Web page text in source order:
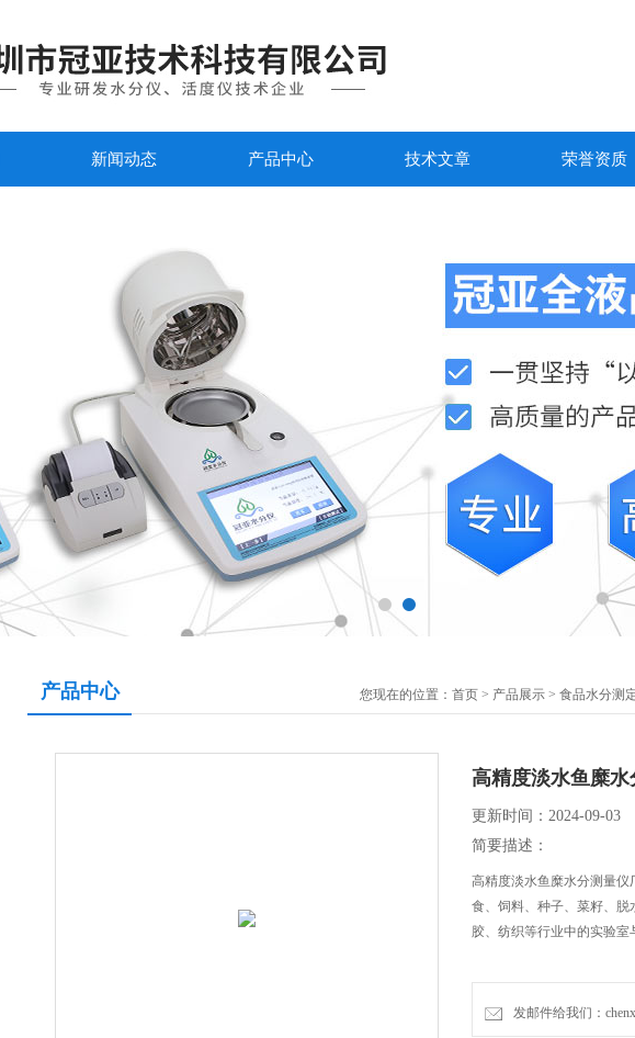
新闻动态 产品中心 技术文章 荣誉资质
产品中心 您现在的位置： 首页 > 产品展示 > 食品水分测
高精度淡水鱼糜
更新时间：2024-09-03
简要描述：
高精度淡水鱼糜水分测量
食、饲料、种子、菜籽、
胶、纺织等行业中的实验室
发邮件给我们：